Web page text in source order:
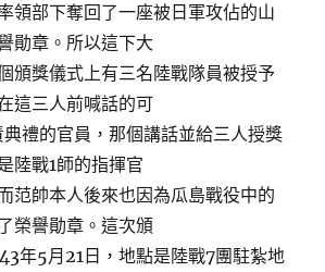
領部下奪回了一座被日軍攻佔的山
勛章。所以這下大
頒獎儀式上有三名陸戰隊員被授予
這三人前喊話的可
禮的官員，那個講話並給三人授獎
陸戰1師的指揮官
范帥本人後來也因為瓜島戰役中的
榮譽勛章。這次頒
年5月21日，地點是陸戰7團駐紮地